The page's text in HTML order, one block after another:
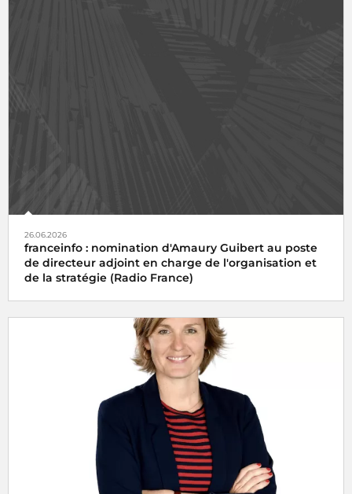
26.06.2026
franceinfo : nomination d'Amaury Guibert au poste
de directeur adjoint en charge de l'organisation et
de la stratégie (Radio France)